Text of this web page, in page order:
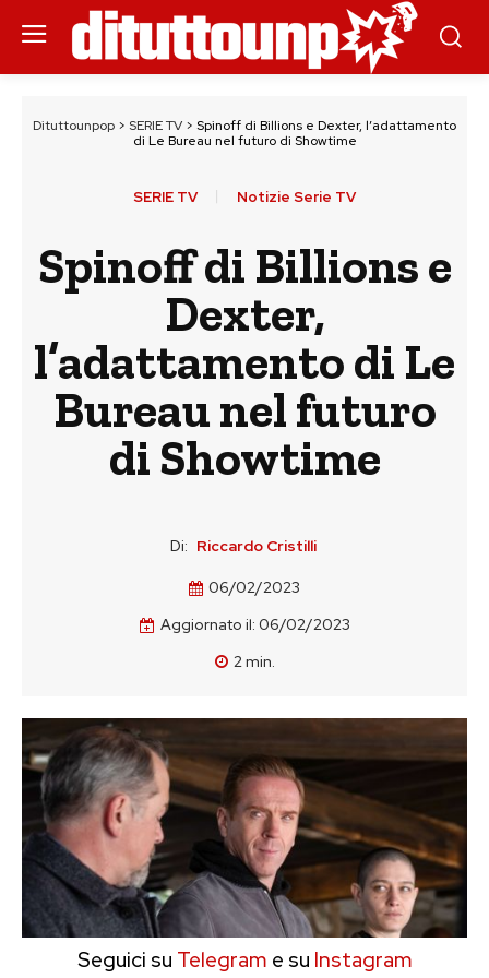
Dituttounpop > SERIE TV > Spinoff di Billions e Dexter, l’adattamento
di Le Bureau nel futuro di Showtime
SERIE TV Notizie Serie TV
Spinoff di Billions e
Dexter,
l’adattamento di Le
Bureau nel futuro
di Showtime
Di: Riccardo Cristilli
06/02/2023
Aggiornato il: 06/02/2023
2min.
Seguici su Telegram e su Instagram